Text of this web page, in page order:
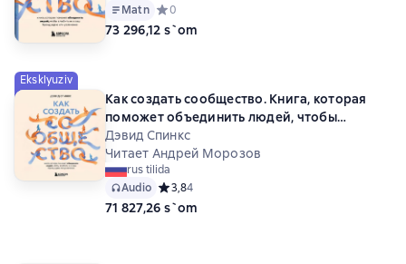
Matn Средний рейтинг 0 на основе 0 оценок
0
73 296,12 s`om
Eksklyuziv
Как создать сообщество. Книга, которая
поможет объединить людей, чтобы
влюбить их в ваш бренд, идею или
увлечение
Дэвид Спинкс
Читает Андрей Морозов
rus tilida
Audio Средний рейтинг 3,8 на основе 4 оценок
3,84
71 827,26 s`om